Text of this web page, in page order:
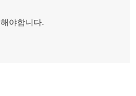
해야합니다.